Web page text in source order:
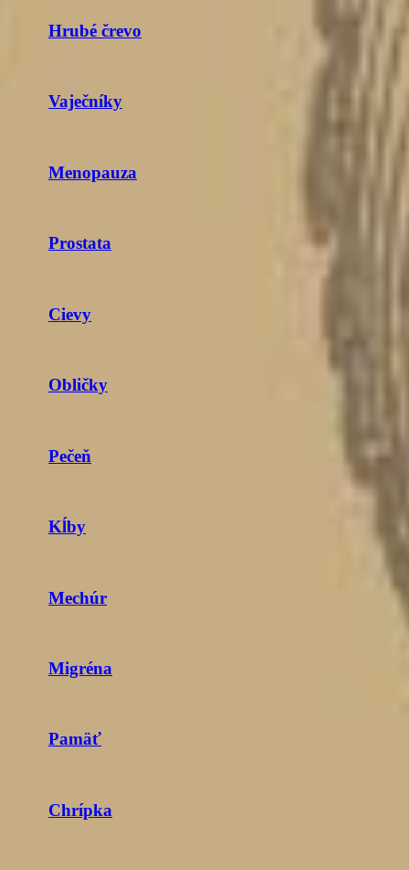
Hrubé črevo
Vaječníky
Menopauza
Prostata
Cievy
Obličky
Pečeň
Kĺby
Mechúr
Migréna
Pamäť
Chrípka